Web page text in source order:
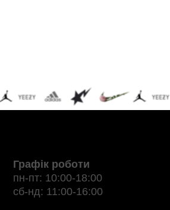
Графік роботи
пн-пт: 10:00-18:00
сб-нд: 11:00-16:00